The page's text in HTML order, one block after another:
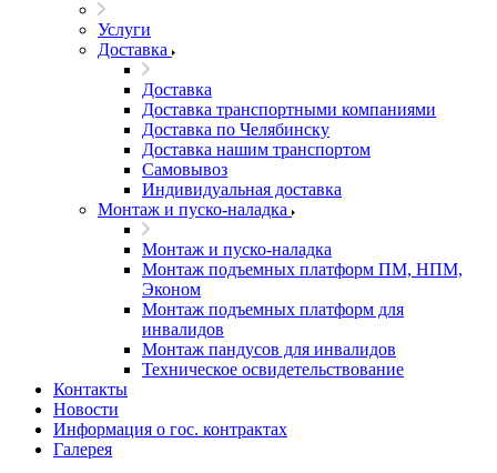
Услуги
Доставка
Доставка
Доставка транспортными компаниями
Доставка по Челябинску
Доставка нашим транспортом
Самовывоз
Индивидуальная доставка
Монтаж и пуско-наладка
Монтаж и пуско-наладка
Монтаж подъемных платформ ПМ, НПМ,
Эконом
Монтаж подъемных платформ для
инвалидов
Монтаж пандусов для инвалидов
Техническое освидетельствование
Контакты
Новости
Информация о гос. контрактах
Галерея